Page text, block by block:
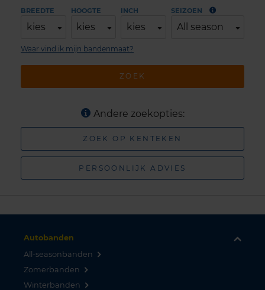
BREEDTE
kies
HOOGTE
kies
INCH
kies
SEIZOEN
All season
ZOEK
Waar vind ik mijn bandenmaat?
Andere zoekopties:
ZOEK OP KENTEKEN
PERSOONLIJK ADVIES
Autobanden
All-seasonbanden
Zomerbanden
Winterbanden